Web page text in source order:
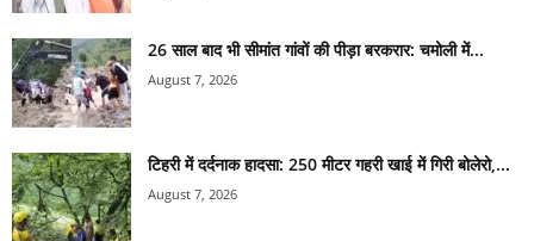
26 साल बाद भी सीमांत गांवों की पीड़ा बरकरार: चमोली में...
August 7, 2026
टिहरी में दर्दनाक हादसा: 250 मीटर गहरी खाई में गिरी बोलेरो,...
August 7, 2026